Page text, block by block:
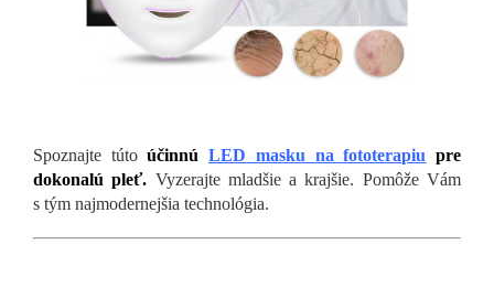
Spoznajte tútoúčinnú LED masku na fototerapiu pre
dokonalú pleť. Vyzerajte mladšie a krajšie. Pomôže Vám
s tým najmodernejšia technológia.